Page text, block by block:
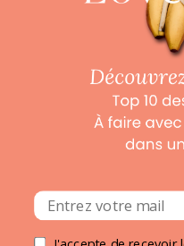
Pour les amoureux
pas notre collection «
hôtels de
Conditions
©